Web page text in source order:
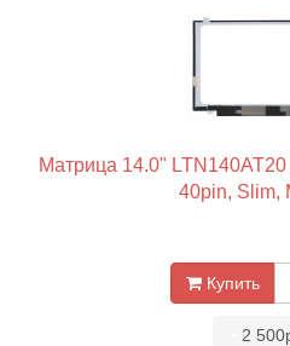
Матрица 14.0"
40pin, Slim,
Купить
2